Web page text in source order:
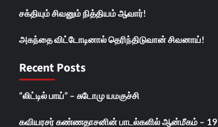
சக்தியும் சிவனும் நித்தியம் ஆவார்!
அகந்தை விட்டோடினால் தெரிந்திடுவான் சிவனாய்!
Recent Posts
“லிட்டில் பாய்” – சுடோமு யமகுச்சி
கவியரசர் கண்ணதாசனின் பாடல்களில் ஆன்மீகம் – 19